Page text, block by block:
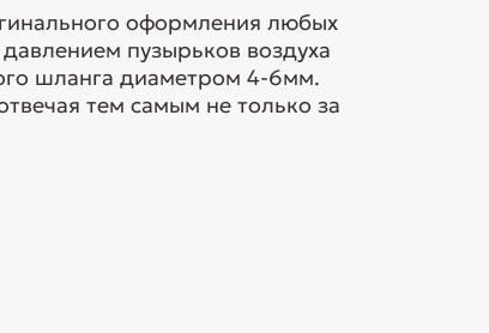
оформления любых
пузырьков воздуха
шланга диаметром 4-6мм.
тем самым не только за